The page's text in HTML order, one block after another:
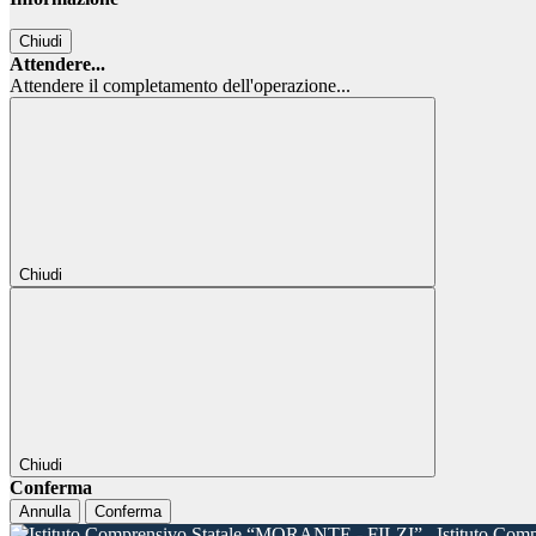
Chiudi
Attendere...
Attendere il completamento dell'operazione...
Chiudi
Chiudi
Conferma
Annulla Conferma